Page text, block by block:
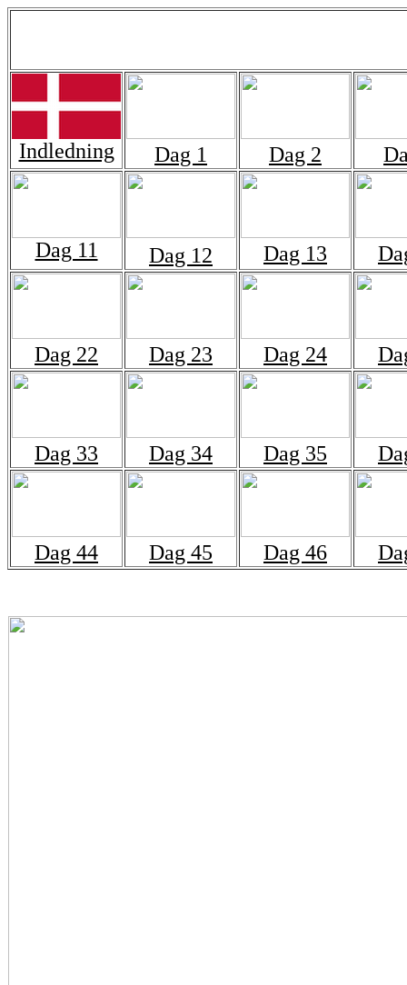
Indledning Dag 1 Dag 2
Dag 11 Dag 12 Dag 13
Dag 22 Dag 23 Dag 24
Dag 33 Dag 34 Dag 35
Dag 44 Dag 45 Dag 46